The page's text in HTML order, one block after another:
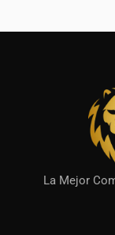
La Mejor